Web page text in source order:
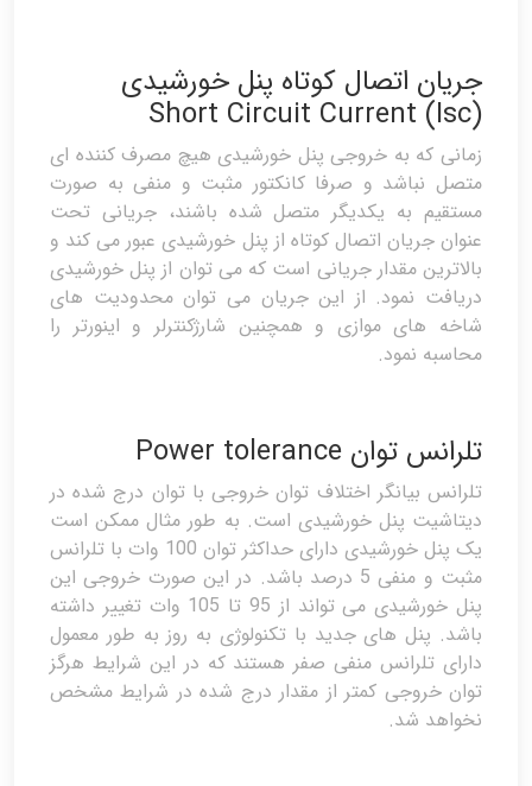
جریان اتصال کوتاه پنل خورشیدی
Short Circuit Current (Isc)
زمانی که به خروجی پنل خورشیدی هیچ مصرف کننده ای
متصل نباشد و صرفا کانکتور مثبت و منفی به صورت
مستقیم به یکدیگر متصل شده باشند، جریانی تحت
عنوان جریان اتصال کوتاه از پنل خورشیدی عبور می کند و
بالاترین مقدار جریانی است که می توان از پنل خورشیدی
دریافت نمود. از این جریان می توان محدودیت های
شاخه های موازی و همچنین شارژکنترلر و اینورتر را
محاسبه نمود.
تلرانس توان Power tolerance
تلرانس بیانگر اختلاف توان خروجی با توان درج شده در
دیتاشیت پنل خورشیدی است. به طور مثال ممکن است
یک پنل خورشیدی دارای حداکثر توان 100 وات با تلرانس
مثبت و منفی 5 درصد باشد. در این صورت خروجی این
پنل خورشیدی می تواند از 95 تا 105 وات تغییر داشته
باشد. پنل های جدید با تکنولوژی به روز به طور معمول
دارای تلرانس منفی صفر هستند که در این شرایط هرگز
توان خروجی کمتر از مقدار درج شده در شرایط مشخص
نخواهد شد.